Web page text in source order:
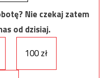
Nie czekaj zatem
od dzisiaj.
100 zł